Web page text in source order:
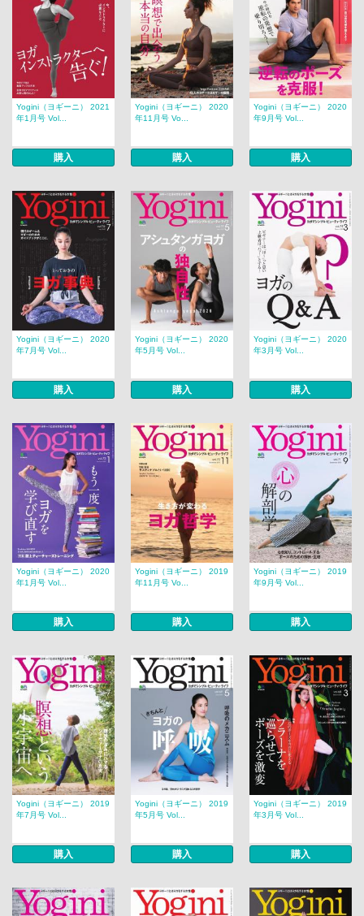
Yogini（ヨギーニ） 2021
年1月号 Vol...
購入
Yogini（ヨギーニ） 2020
年11月号 Vo...
購入
Yogini（ヨギーニ） 2020
年9月号 Vol...
購入
Yogini（ヨギーニ） 2020
年7月号 Vol...
購入
Yogini（ヨギーニ） 2020
年5月号 Vol...
購入
Yogini（ヨギーニ） 2020
年3月号 Vol...
購入
Yogini（ヨギーニ） 2020
年1月号 Vol...
購入
Yogini（ヨギーニ） 2019
年11月号 Vo...
購入
Yogini（ヨギーニ） 2019
年9月号 Vol...
購入
Yogini（ヨギーニ） 2019
年7月号 Vol...
購入
Yogini（ヨギーニ） 2019
年5月号 Vol...
購入
Yogini（ヨギーニ） 2019
年3月号 Vol...
購入